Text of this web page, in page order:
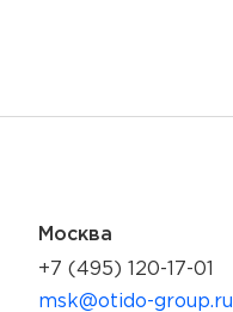
Москва
+7 (495) 120-17-01
msk@otido-group.ru